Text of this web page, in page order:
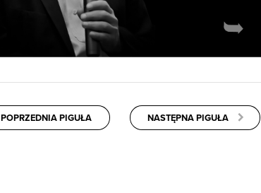
POPRZEDNIA PIGUŁA NASTĘPNA PIGUŁA